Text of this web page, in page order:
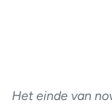
Het einde van